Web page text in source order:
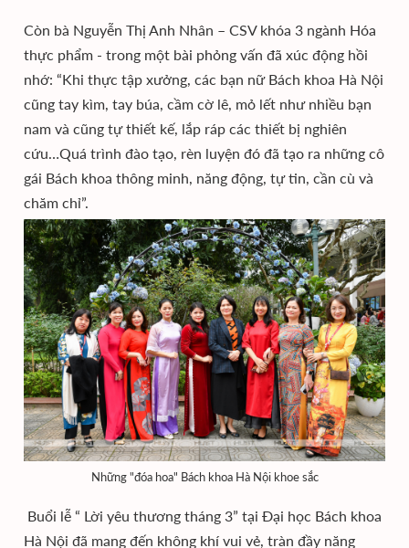
Còn bà Nguyễn Thị Anh Nhân – CSV khóa 3 ngành Hóa
thực phẩm - trong một bài phỏng vấn đã xúc động hồi
nhớ: “Khi thực tập xưởng, các bạn nữ Bách khoa Hà Nội
cũng tay kìm, tay búa, cầm cờ lê, mỏ lết như nhiều bạn
nam và cũng tự thiết kế, lắp ráp các thiết bị nghiên
cứu…Quá trình đào tạo, rèn luyện đó đã tạo ra những cô
gái Bách khoa thông minh, năng động, tự tin, cần cù và
chăm chỉ”.
Những "đóa hoa" Bách khoa Hà Nội khoe sắc
Buổi lễ “ Lời yêu thương tháng 3” tại Đại học Bách khoa
Hà Nội đã mang đến không khí vui vẻ, tràn đầy năng